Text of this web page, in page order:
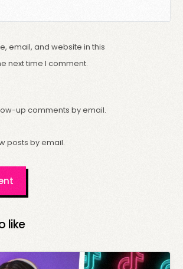
email, and website in this
next time I comment.
up comments by email.
posts by email.
like